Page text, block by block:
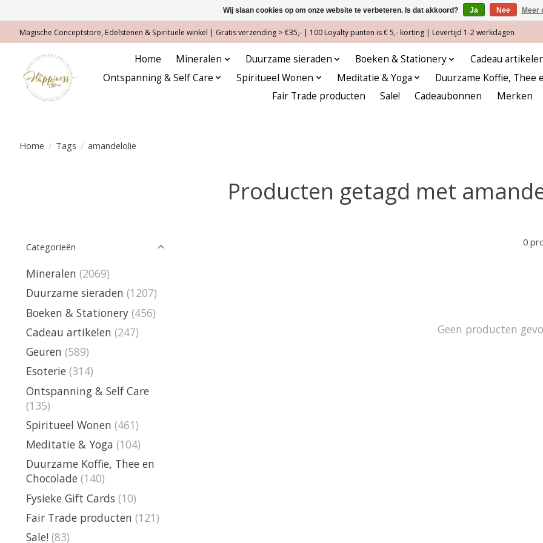
Magische Conceptstore, Edelstenen & Spirituele winkel | Gratis verzending > €35,- | 100 Loyalty punten is € 5,- korting | Levertijd 1-2 werkdagen
Home Mineralen Duurzame sieraden Boeken & Stationery Cadeau
Ontspanning & Self Care
Spiritueel Wonen Meditatie & Yoga Duurzame Koffie, Thee
Fair Trade producten
Sale! Cadeaubonnen Merken
Home / Tags / amandelolie
Producten getagd met
Categorieën
Mineralen (2069)
Duurzame sieraden (1207)
Boeken & Stationery (456)
Cadeau artikelen (247)
Geuren (589)
Esoterie (314)
Ontspanning & Self Care
(135)
Spiritueel Wonen (461)
Meditatie & Yoga (104)
Duurzame Koffie, Thee en
Chocolade (140)
Fysieke Gift Cards (10)
Fair Trade producten (121)
Sale! (83)
0
Geen producten
Wij slaan cookies op om onze website te verbeteren. Is dat akkoord? Ja Nee Meer